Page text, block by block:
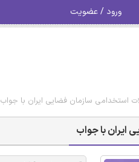
ورود / عضویت
استخدامی سازمان فضایی ایران با جواب
ایران با جواب